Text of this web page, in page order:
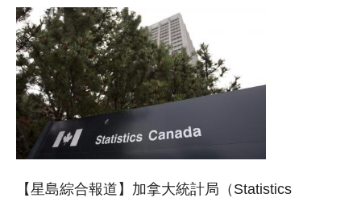
【星島綜合報道】加拿大統計局（Statistics